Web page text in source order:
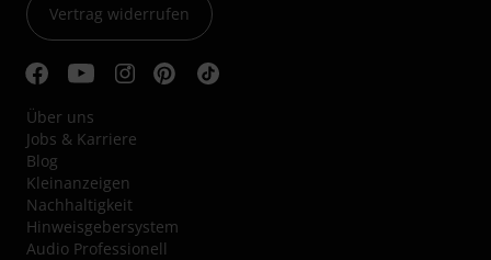
Vertrag widerrufen
Über uns
Jobs & Karriere
Blog
Kleinanzeigen
Nachhaltigkeit
Hinweisgebersystem
Audio Professionell